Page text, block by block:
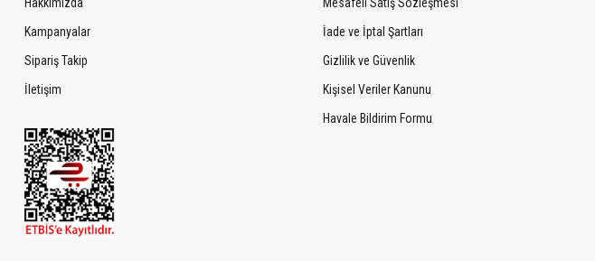
Hakkımızda
Kampanyalar
Sipariş Takip
İletişim
Mesafeli Satış Sözleşmesi
İade ve İptal Şartları
Gizlilik ve Güvenlik
Kişisel Veriler Kanunu
Havale Bildirim Formu